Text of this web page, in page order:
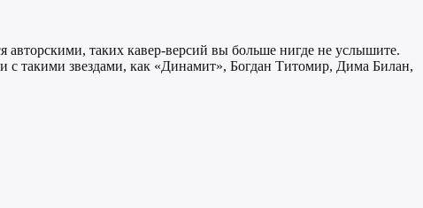
авторскими, таких кавер-версий вы больше нигде не услышите.
с такими звездами, как «Динамит», Богдан Титомир, Дима Билан,